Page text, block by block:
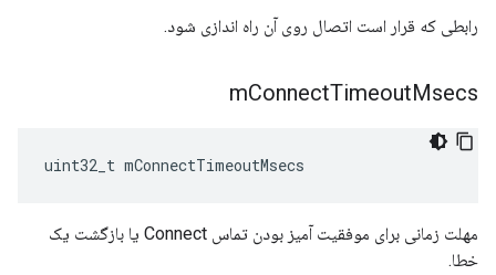
رابطی که قرار است اتصال روی آن راه اندازی شود.
mConnectTimeoutMsecs
uint32_t mConnectTimeoutMsecs
مهلت زمانی برای موفقیت آمیز بودن تماس Connect یا بازگشت یک
خطا.